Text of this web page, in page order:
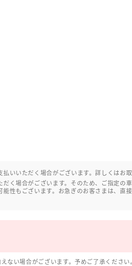
いいただく場合がございます。詳しくはお
く場合がございます。そのため、ご指定の
性もございます。お急ぎのお客さまは、直
ない場合がございます。予めご了承ください。